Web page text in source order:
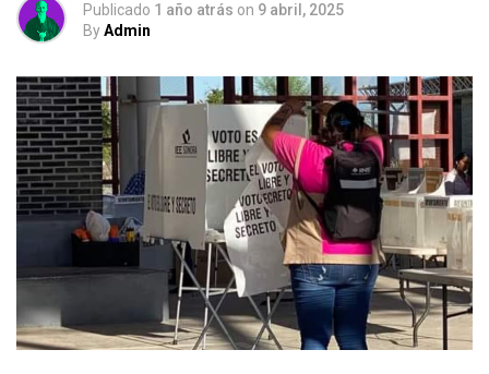
Publicado 1 año atrás on 9 abril, 2025
ByAdmin